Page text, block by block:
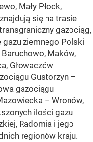
Mały Płock,
się na trasie
gazociąg,
gazu ziemnego Polski
Maków,
Głowaczów
Gustorzyn –
gazociągu
– Wronów,
ilości gazu
Radomia i jego
regionów kraju.